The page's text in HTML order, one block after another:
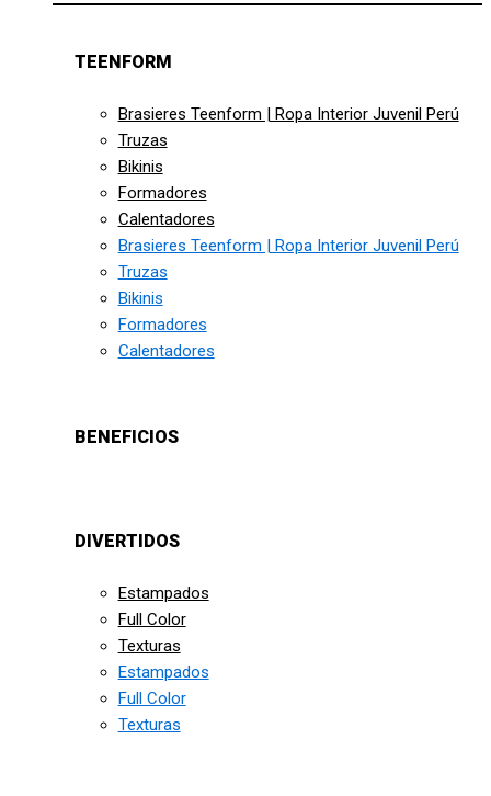
TEENFORM
Brasieres Teenform | Ropa Interior Juvenil Perú
Truzas
Bikinis
Formadores
Calentadores
Brasieres Teenform | Ropa Interior Juvenil Perú
Truzas
Bikinis
Formadores
Calentadores
BENEFICIOS
DIVERTIDOS
Estampados
Full Color
Texturas
Estampados
Full Color
Texturas